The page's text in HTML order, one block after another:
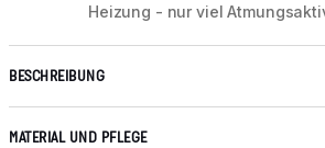
Heizung - nur viel
BESCHREIBUNG
MATERIAL UND PFLEGE